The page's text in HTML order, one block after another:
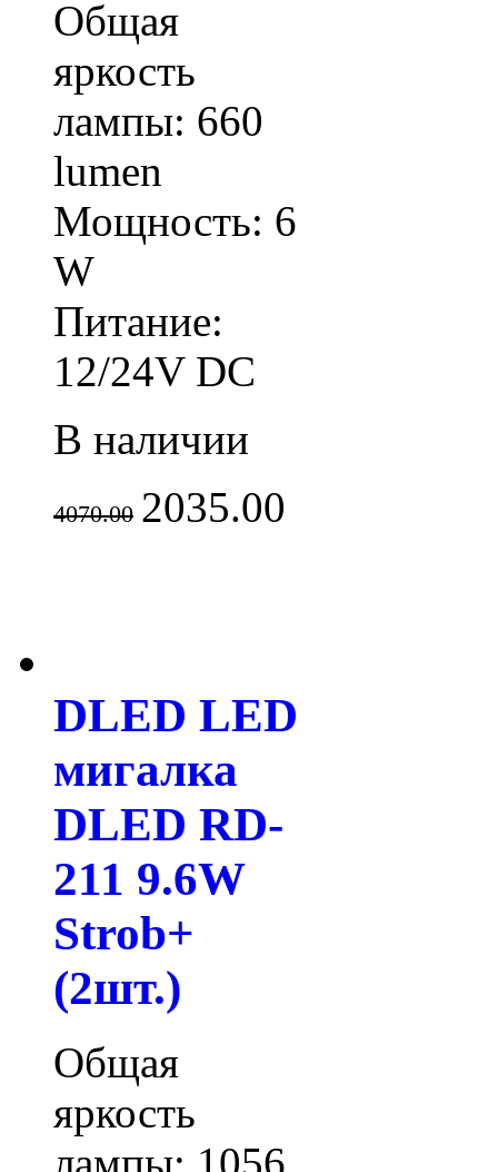
Общая
яркость
лампы: 660
lumen
Мощность: 6
W
Питание:
12/24V DC
В наличии
4070.00 2035.00
DLED LED
мигалка
DLED RD-
211 9.6W
Strob+
(2шт.)
Общая
яркость